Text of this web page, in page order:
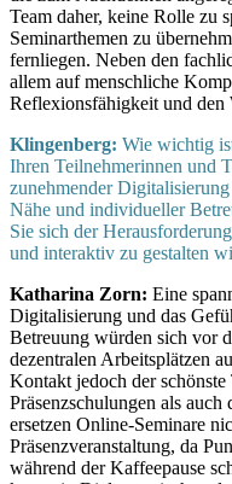
Team daher, keine Rolle zu
Seminarthemen zu
fernliegen. Neben den
allem auf menschliche
Reflexionsfähigkeit und den
Klingenberg: Wie wichtig
Ihren Teilnehmerinnen und
zunehmender
Nähe und individueller
Sie sich der
und interaktiv zu gestalten
Katharina Zorn: Eine
Digitalisierung und das
Betreuung würden sich vor
dezentralen Arbeitsplätzen
Kontakt jedoch der
Präsenzschulungen als
ersetzen Online-Seminare
Präsenzveranstaltung, da
während der Kaffeepause